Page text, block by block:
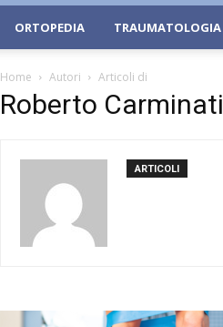
ORTOPEDIA TRAUMATOLOGIA
Home Autori Articoli di
Roberto Carminati
ARTICOLI